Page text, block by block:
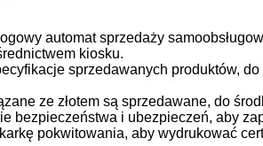
automat sprzedaży
kiosku.
sprzedawanych produktów,
ze złotem są sprzedawane, do
bezpieczeństwa i ubezpieczeń, aby
pokwitowania, aby wydrukować